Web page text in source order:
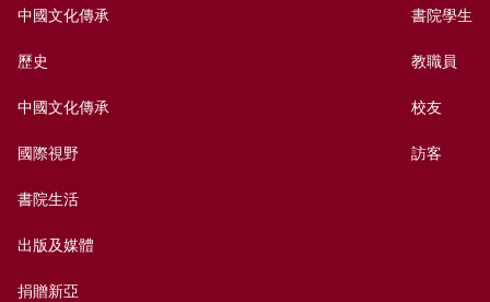
中國文化傳承
歷史
中國文化傳承
國際視野
書院生活
出版及媒體
捐贈新亞
書院學生
教職員
校友
訪客